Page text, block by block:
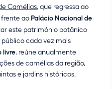
Camélias, que regressa ao
aoPalácio Nacional de
este património botânico
cada vez mais
livre, reúne anualmente
de camélias da região,
e jardins históricos.